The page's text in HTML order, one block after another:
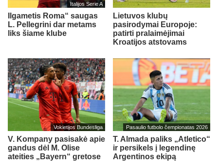
Italijos Serie A
Ilgametis Roma“ saugas
L. Pellegrini dar metams
liks šiame klube
Lietuvos klubų
pasirodymai Europoje:
patirti pralaimėjimai
Kroatijos atstovams
Vokietijos Bundesliga
V. Kompany pasisakė apie
gandus dėl M. Olise
ateities „Bayern“ gretose
Pasaulio futbolo čempionatas 2026
T. Almada paliks „Atletico“
ir persikels į legendinę
Argentinos ekipą